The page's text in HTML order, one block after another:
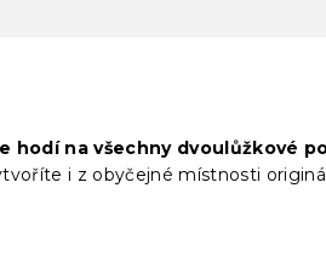
hodí na všechny dvoulůžkové
i z obyčejné místnosti